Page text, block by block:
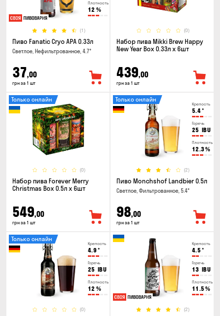
Плотность
12 %
(1)
Пиво Fanatic Cryo APA 0.33л
Светлое, Нефильтрованное, 4.7°
37,00
грн за 1 шт
(0)
Набор пива Mikki Brew Happy
New Year Box 0.33л x 6шт
439,00
грн за 1 шт
(0)
Только онлайн
Набор пива Forever Merry
Christmas Box 0.5л x 6шт
549,00
грн за 1 шт
Крепость
5.4°
Горечь
25 IBU
Плотность
12.3%
(2)
Только онлайн
Пиво Monchshof Landbier 0.5л
Светлое, Фильтрованное, 5.4°
98,00
грн за 1 шт
Крепость
4.9 °
Горечь
25 IBU
Плотность
12 %
(0)
Только онлайн
Крепость
4.5 °
Горечь
13 IBU
Плотность
11.5 %
(2)